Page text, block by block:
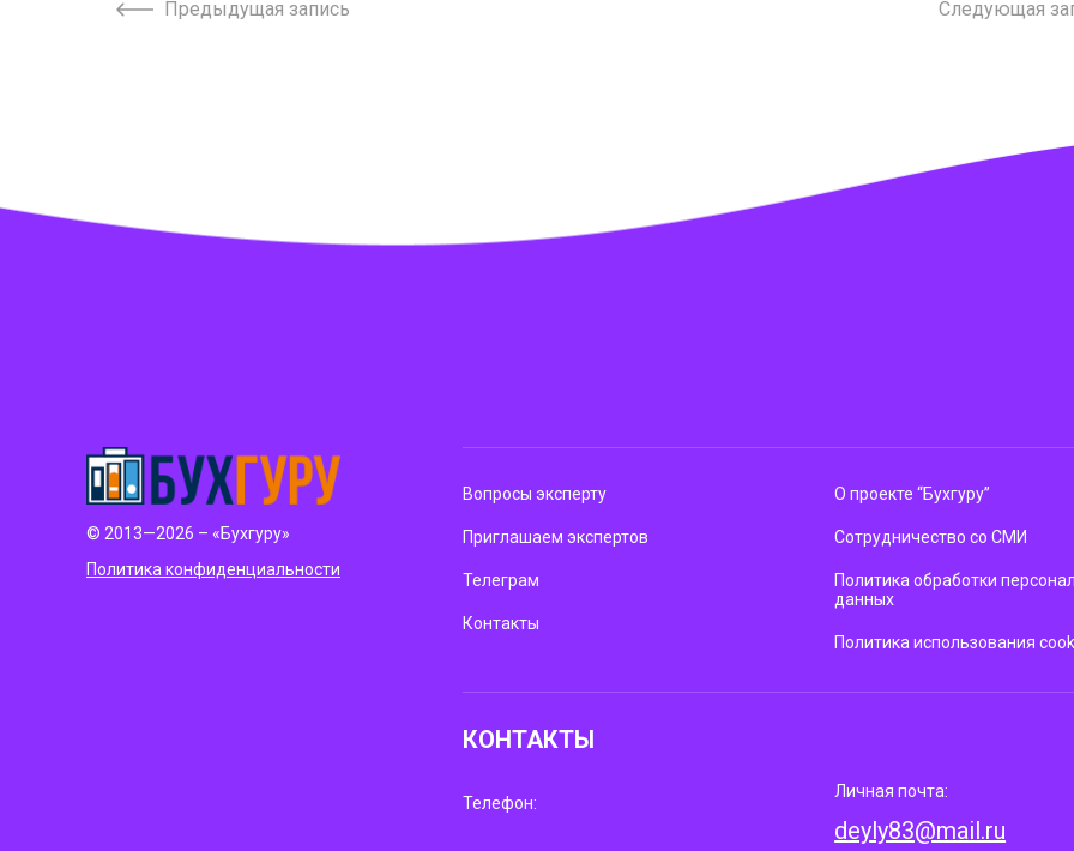
Предыдущая запись Следующая
© 2013—2026 – «Бухгуру»
Политика конфиденциальности
Вопросы эксперту
Приглашаем экспертов
Телеграм
Контакты
О проекте “Бухгуру”
Сотрудничество со СМИ
Политика обработки
данных
Политика использования
КОНТАКТЫ
Телефон:
Личная почта:
deyly83@mail.ru